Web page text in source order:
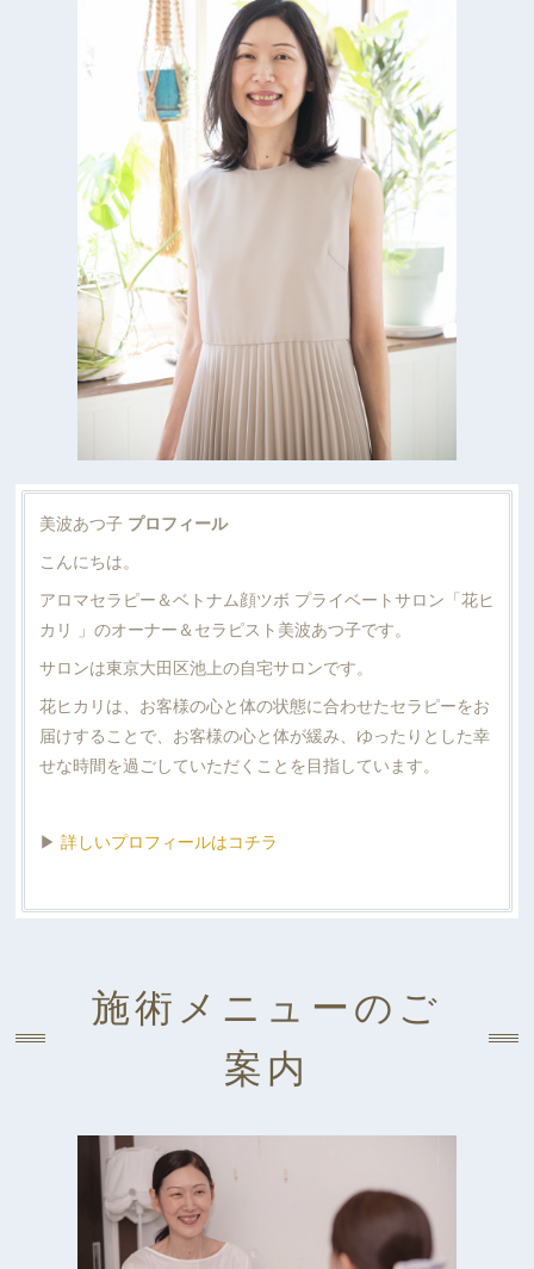
美波あつ子 プロフィール
こんにちは。
アロマセラピー＆ベトナム顔ツボ プライベートサロン「花ヒ
カリ 」のオーナー＆セラピスト美波あつ子です。
サロンは東京大田区池上の自宅サロンです。
花ヒカリは、お客様の心と体の状態に合わせたセラピーをお
届けすることで、お客様の心と体が緩み、ゆったりとした幸
せな時間を過ごしていただくことを目指しています。
▶ 詳しいプロフィールはコチラ
施術メニューのご
案内